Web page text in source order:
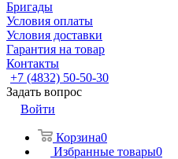
Бригады
Условия оплаты
Условия доставки
Гарантия на товар
Контакты
+7 (4832) 50-50-30
Задать вопрос
Войти
Корзина0
Избранные товары0